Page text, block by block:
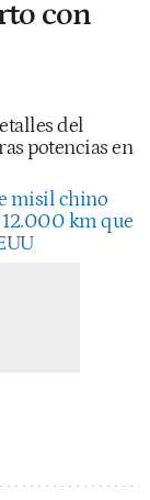
con
del
potencias en
misil chino
km que